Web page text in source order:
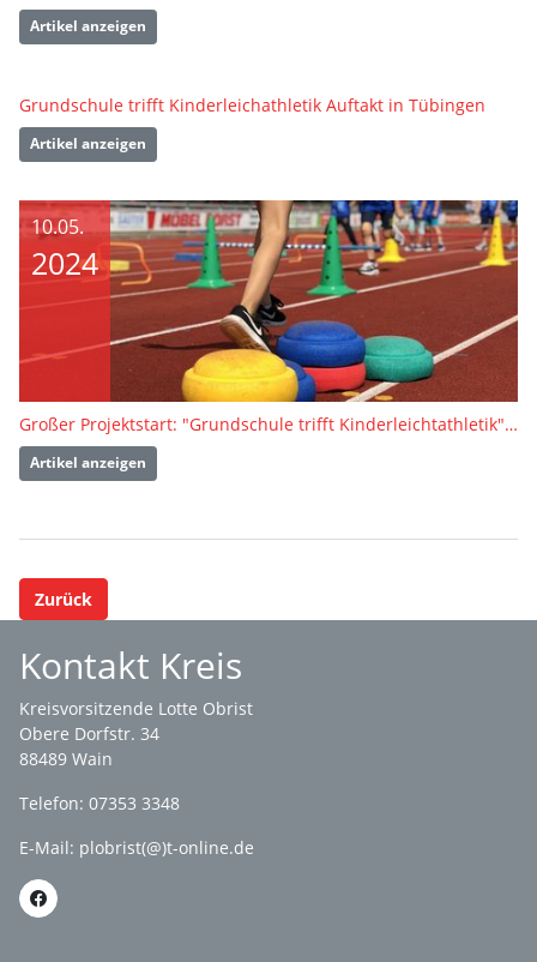
Artikel anzeigen
Grundschule trifft Kinderleichathletik Auftakt in Tübingen
Artikel anzeigen
10.05.
2024
Großer Projektstart: "Grundschule trifft Kinderleichtathletik" ist auf Tour
Artikel anzeigen
Zurück
Kontakt Kreis
Kreisvorsitzende Lotte Obrist
Obere Dorfstr. 34
88489 Wain
Telefon: 07353 3348
E-Mail: plobrist(@)t-online.de